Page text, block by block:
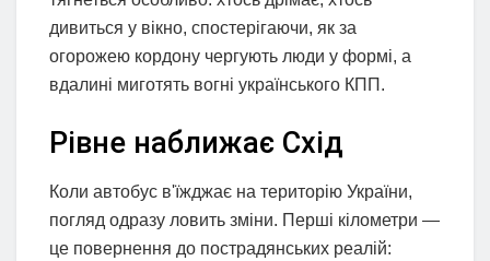
дивиться у вікно, спостерігаючи, як за
огорожею кордону чергують люди у формі, а
вдалині миготять вогні українського КПП.
Рівне наближає Схід
Коли автобус в'їжджає на територію України,
погляд одразу ловить зміни. Перші кілометри —
це повернення до пострадянських реалій: